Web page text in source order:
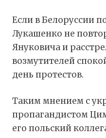
Если в Белоруссии
Лукашенко не
Януковича и
возмутителей
день протестов.
Таким мнением с
пропагандистом
его польский